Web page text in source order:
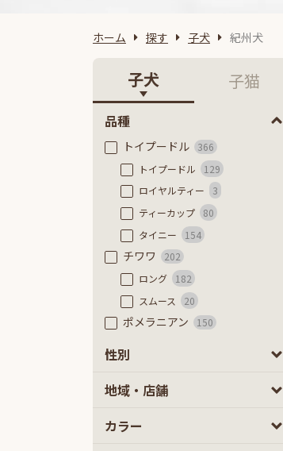
ホーム 探す 子犬 紀州犬
子犬 子猫
品種
トイプードル
366
トイプードル
129
ロイヤルティー
3
ティーカップ
80
タイニー
154
チワワ
202
ロング
182
スムース
20
ポメラニアン 150
フレンチブルドッグ（フラッフ
豆柴
性別
男の子 0
地域・店舗
カラー